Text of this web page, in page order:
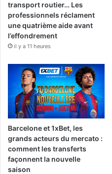
transport routier… Les
professionnels réclament
une quatrième aide avant
l’effondrement
il y a 11 heures
Barcelone et 1xBet, les
grands acteurs du mercato :
comment les transferts
façonnent la nouvelle
saison